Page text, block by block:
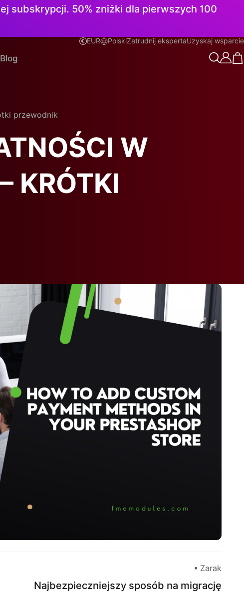
subskrypcji. 50% zniżki dla pierwszych 100
EUR Polski
Polski Zatrudnij ekspertaUzyskaj wsparcie
Blog
przewodnik
W
KRÓTKI
• Zarak
Najbezpieczniejszy sposób na migrację